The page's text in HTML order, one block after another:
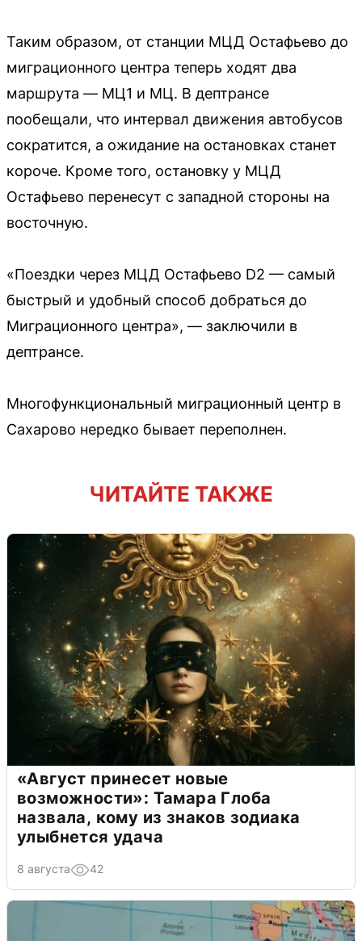
Таким образом, от станции МЦД Остафьево до
миграционного центра теперь ходят два
маршрута — МЦ1 и МЦ. В дептрансе
пообещали, что интервал движения автобусов
сократится, а ожидание на остановках станет
короче. Кроме того, остановку у МЦД
Остафьево перенесут с западной стороны на
восточную.
«Поездки через МЦД Остафьево D2 — самый
быстрый и удобный способ добраться до
Миграционного центра», — заключили в
дептрансе.
Многофункциональный миграционный центр в
Сахарово нередко бывает переполнен.
ЧИТАЙТЕ ТАКЖЕ
«Август принесет новые
возможности»: Тамара Глоба
назвала, кому из знаков зодиака
улыбнется удача
8 августа 42